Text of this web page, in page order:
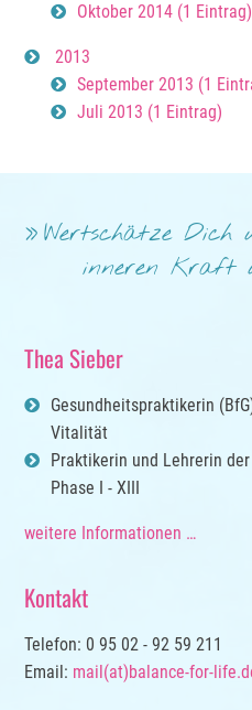
Oktober 2014 (1 Eintrag)
2013
September 2013 (1
Juli 2013 (1 Eintrag)
Wertschätze Dich
inneren Kraft
Thea Sieber
Gesundheitspraktikerin
Vitalität
Praktikerin und Lehrerin
Phase I - XIII
weitere Informationen …
Kontakt
Telefon: 0 95 02 - 92 59 211
Email: mail(at)balance-for-